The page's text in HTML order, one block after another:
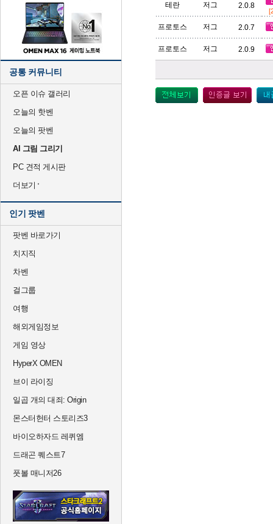
공통 커뮤니티
오픈 이슈 갤러리
오늘의 핫벤
오늘의 팟벤
AI 그림 그리기
PC 견적 게시판
더보기
인기 팟벤
팟벤 바로가기
치지직
차벤
걸그룹
여행
해외게임정보
게임 영상
HyperX OMEN
브이 라이징
일곱 개의 대죄: Origin
몬스터헌터 스토리즈3
바이오하자드 레퀴엠
드래곤 퀘스트7
풋볼 매니저26
테란 저그 2.0.8
프로토스 저그 2.0.7
프로토스 저그 2.0.9